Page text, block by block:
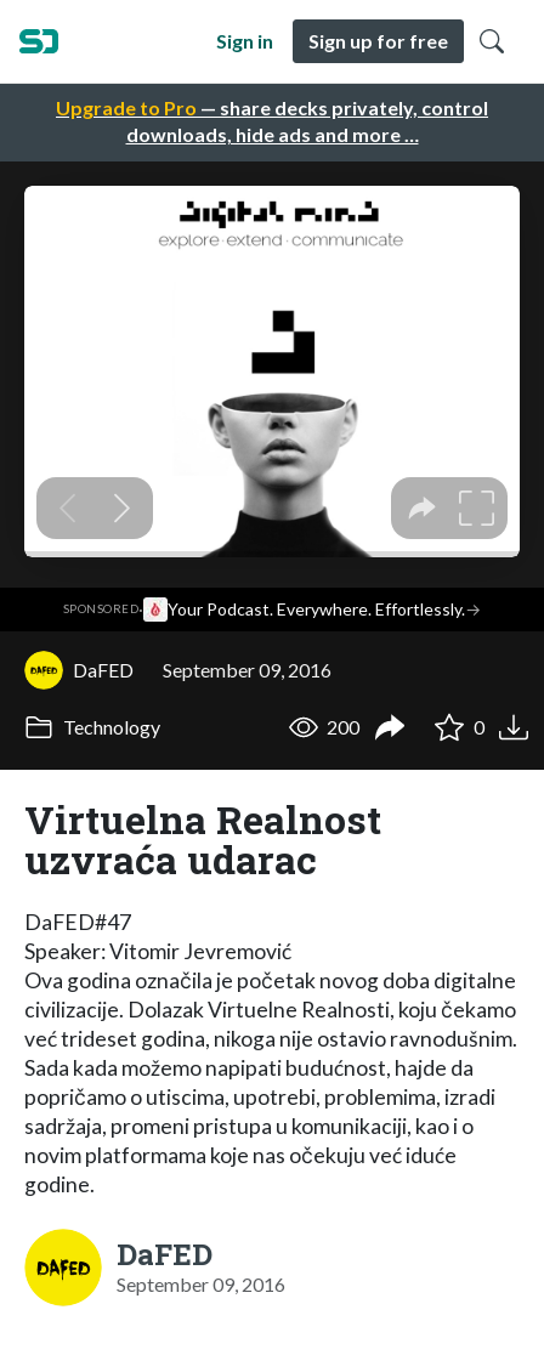
Upgrade to Pro — share decks privately, control
downloads, hide ads and more …
Sign in Sign up for free
SPONSORED· Your Podcast. Everywhere. Effortlessly.→
DaFED September 09, 2016
Technology 200 0
Virtuelna Realnost
uzvraća udarac
DaFED#47
Speaker: Vitomir Jevremović
Ova godina označila je početak novog doba digitalne
civilizacije. Dolazak Virtuelne Realnosti, koju čekamo
već trideset godina, nikoga nije ostavio ravnodušnim.
Sada kada možemo napipati budućnost, hajde da
popričamo o utiscima, upotrebi, problemima, izradi
sadržaja, promeni pristupa u komunikaciji, kao i o
novim platformama koje nas očekuju već iduće
godine.
DaFED
September 09, 2016